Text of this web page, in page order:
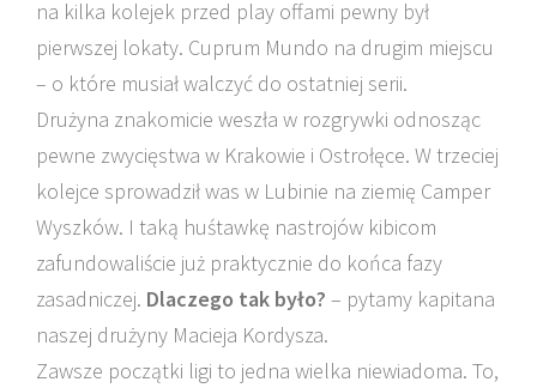
na kilka kolejek przed play offami pewny był
pierwszej lokaty. Cuprum Mundo na drugim miejscu
– o które musiał walczyć do ostatniej serii.
Drużyna znakomicie weszła w rozgrywki odnosząc
pewne zwycięstwa w Krakowie i Ostrołęce. W trzeciej
kolejce sprowadził was w Lubinie na ziemię Camper
Wyszków. I taką huśtawkę nastrojów kibicom
zafundowaliście już praktycznie do końca fazy
zasadniczej. Dlaczego tak było? – pytamy kapitana
naszej drużyny Macieja Kordysza.
Zawsze początki ligi to jedna wielka niewiadoma. To,